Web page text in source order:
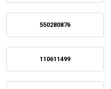
550280876
110611499